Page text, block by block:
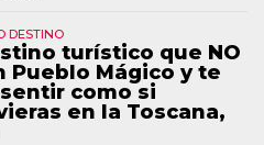
DESTINO
turístico que NO
Pueblo Mágico y te
como si
en la Toscana,